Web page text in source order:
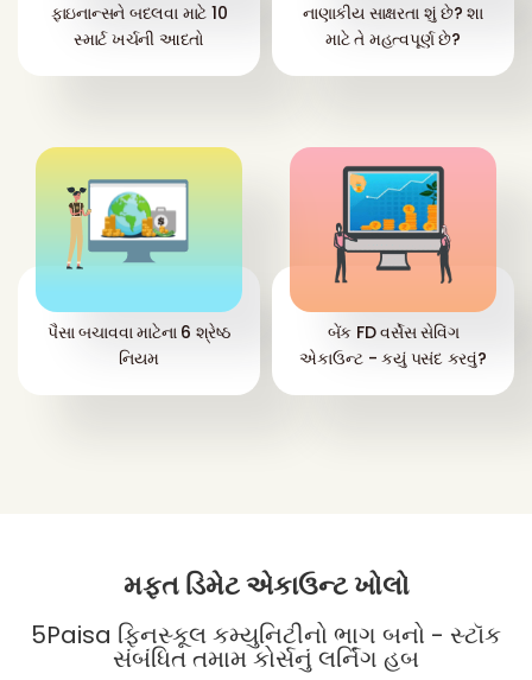
ફાઇનાન્સને બદલવા માટે 10
સ્માર્ટ ખર્ચની આદતો
નાણાકીય સાક્ષરતા શું છે? શા
માટે તે મહત્વપૂર્ણ છે?
પૈસા બચાવવા માટેના 6 શ્રેષ્ઠ
નિયમ
બેંક FD વર્સેસ સેવિંગ
એકાઉન્ટ - કયું પસંદ કરવું?
મફત ડિમેટ એકાઉન્ટ ખોલો
5Paisa ફિનસ્કૂલ કમ્યુનિટીનો ભાગ બનો - સ્ટૉક
સંબંધિત તમામ કોર્સનું લર્નિંગ હબ